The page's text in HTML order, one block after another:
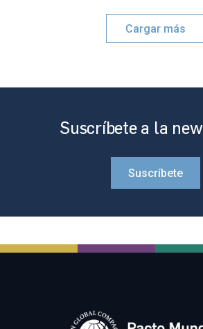
Cargar más
Suscríbete a la
Suscríbete